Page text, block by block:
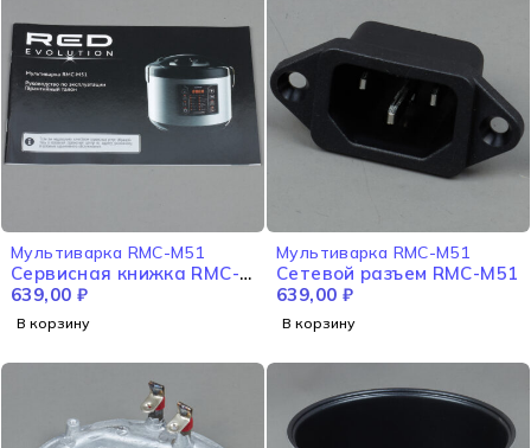
Мультиварка RMC-M51
Сервисная книжка RMC-
M51
639,00 ₽
В корзину
Мультиварка RMC-M51
Сетевой разъем RMC-M51
639,00 ₽
В корзину